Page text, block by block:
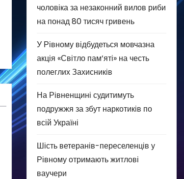
чоловіка за незаконний вилов риби
на понад 80 тисяч гривень
У Рівному відбудеться мовчазна
акція «Світло пам’яті» на честь
полеглих Захисників
На Рівненщині судитимуть
подружжя за збут наркотиків по
всій Україні
Шість ветеранів-переселенців у
Рівному отримають житлові
ваучери